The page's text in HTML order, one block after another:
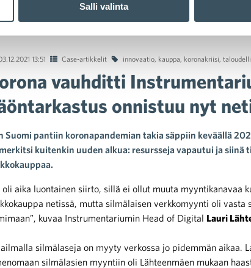
Salli valinta
Instrumentariumin verkkobisnestä − jopa näöntarkastus
13:51 Case-artikkelit innovaatio kauppa koronakriisi
vauhditti
onnistuu nyt
Suomi pantiin koronapandemian takia säppiin keväällä
kuitenkin uuden alkua: resursseja vapautui ja
oli aika luontainen siirto, sillä ei ollut muuta
netissä, mutta silmälaisen verkkomyynti oli
kuvaa Instrumentariumin Head of Digital Lauri
silmälaseja on myyty verkossa jo pidemmän aikaa.
silmälasien myyntiin oli Lähteenmäen mukaan
varautuminen